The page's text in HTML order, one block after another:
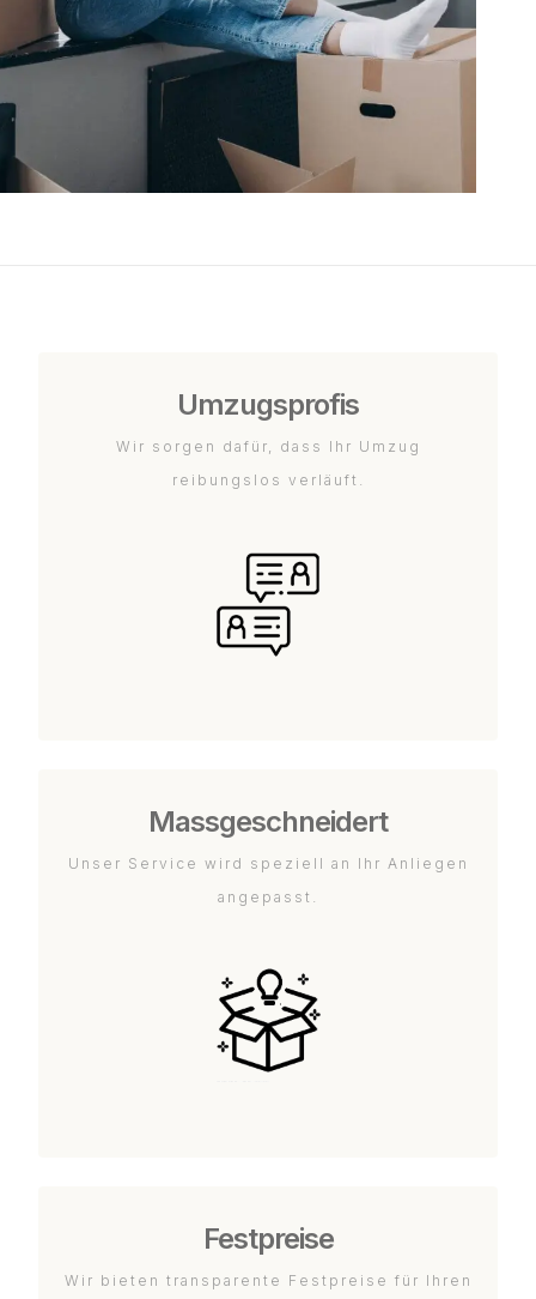
Umzugsprofis
Wir sorgen dafür, dass Ihr Umzug
reibungslos verläuft.
Massgeschneidert
Unser Service wird speziell an Ihr Anliegen
angepasst.
Festpreise
Wir bieten transparente Festpreise für Ihren